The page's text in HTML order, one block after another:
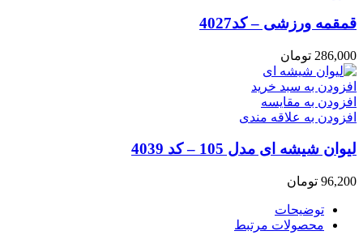
قمقمه ورزشی – کد4027
286,000 تومان
افزودن به سبد خرید
افزودن به مقایسه
افزودن به علاقه مندی
لیوان شیشه ای مدل 105 – کد 4039
96,200 تومان
توضیحات
محصولات مرتبط